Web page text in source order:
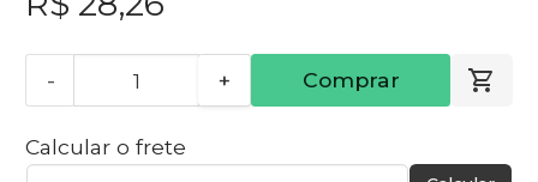
- + Comprar
Calcular o frete